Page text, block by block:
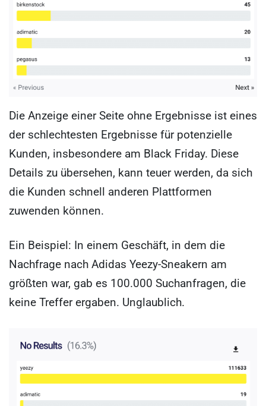
Die Anzeige einer Seite ohne Ergebnisse ist eines
der schlechtesten Ergebnisse für potenzielle
Kunden, insbesondere am Black Friday. Diese
Details zu übersehen, kann teuer werden, da sich
die Kunden schnell anderen Plattformen
zuwenden können.
Ein Beispiel: In einem Geschäft, in dem die
Nachfrage nach Adidas Yeezy-Sneakern am
größten war, gab es 100.000 Suchanfragen, die
keine Treffer ergaben. Unglaublich.